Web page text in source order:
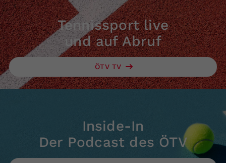
Tennissport live
und auf Abruf
ÖTV TV
Inside-In
Der Podcast des ÖTV